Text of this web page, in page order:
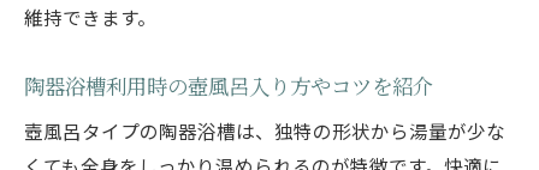
維持できます。
陶器浴槽利用時の壺風呂入り方やコツを紹介
壺風呂タイプの陶器浴槽は、独特の形状から湯量が少な